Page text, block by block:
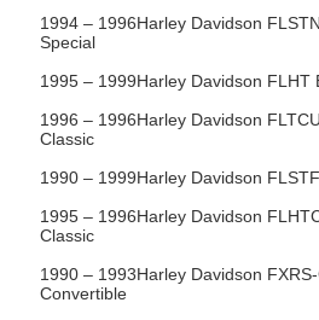
1994 – 1996Harley Davidson
Special
1995 – 1999Harley Davidson FLHT
1996 – 1996Harley Davidson
Classic
1990 – 1999Harley Davidson
1995 – 1996Harley Davidson
Classic
1990 – 1993Harley Davidson
Convertible